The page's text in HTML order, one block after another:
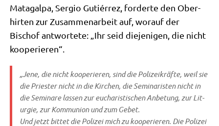
Matag­al­pa, Ser­gio Gut­iérrez, for­der­te den Ober­
hir­ten zur Zusam­men­ar­beit auf, wor­auf der
Bischof ant­wor­te­te: „Ihr seid die­je­ni­gen, die nicht
kooperieren“.
„Jene, die nicht koope­rie­ren, sind die Poli­zei­kräf­te, weil sie
die Prie­ster nicht in die Kir­chen, die Semi­na­ri­sten nicht in
die Semi­na­re las­sen zur eucha­ri­sti­schen Anbe­tung, zur Lit­
ur­gie, zur Kom­mu­ni­on und zum Gebet.
Und jetzt bit­tet die Poli­zei mich zu koope­rie­ren. Die Poli­zei